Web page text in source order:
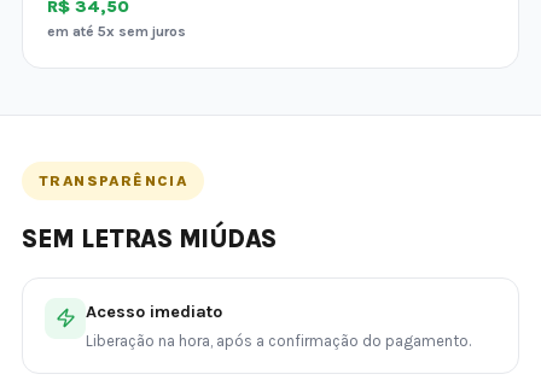
R$ 34,50
em até 5x sem juros
TRANSPARÊNCIA
SEM LETRAS MIÚDAS
Acesso imediato
Liberação na hora, após a confirmação do pagamento.